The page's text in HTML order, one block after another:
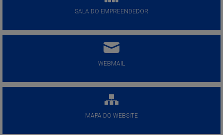
SALA DO EMPREENDEDOR
WEBMAIL
MAPA DO WEBSITE